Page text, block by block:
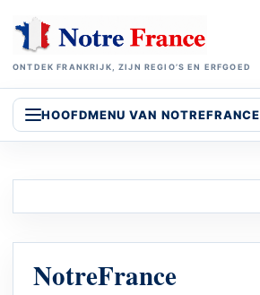
ONTDEK FRANKRIJK, ZIJN REGIO’S EN ERFGOED
HOOFDMENU VAN NOTREFRANCE
NotreFrance